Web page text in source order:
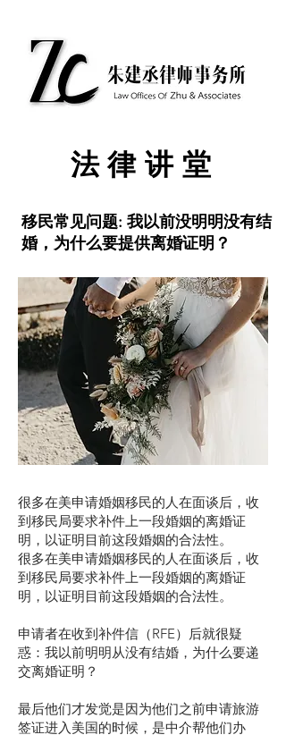
​法律讲堂
移民常见问题: 我以前没明明没有结
婚，为什么要提供离婚证明？
很多在美申请婚姻移民的人在面谈后，收
到移民局要求补件上一段婚姻的离婚证
明，以证明目前这段婚姻的合法性。
很多在美申请婚姻移民的人在面谈后，收
到移民局要求补件上一段婚姻的离婚证
明，以证明目前这段婚姻的合法性。
申请者在收到补件信（RFE）后就很疑
惑：我以前明明从没有结婚，为什么要递
交离婚证明？
最后他们才发觉是因为他们之前申请旅游
签证进入美国的时候，是中介帮他们办